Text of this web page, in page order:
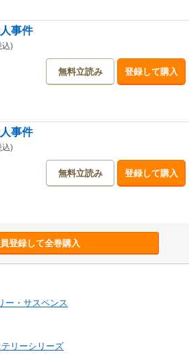
事件
込)
無料立読み 登録して購入
事件
込)
無料立読み 登録して購入
登録して全巻購入
ー・サスペンス
リーシリーズ